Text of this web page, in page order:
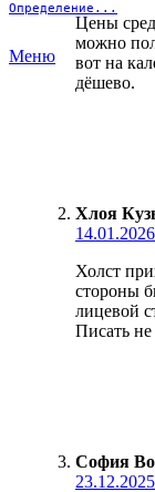
Определение...
Меню
Цены
можно
вот на
дёшево.
Хлоя
14.01.2026
Холст
стороны
лицевой
Писать не
София
23.12.2025